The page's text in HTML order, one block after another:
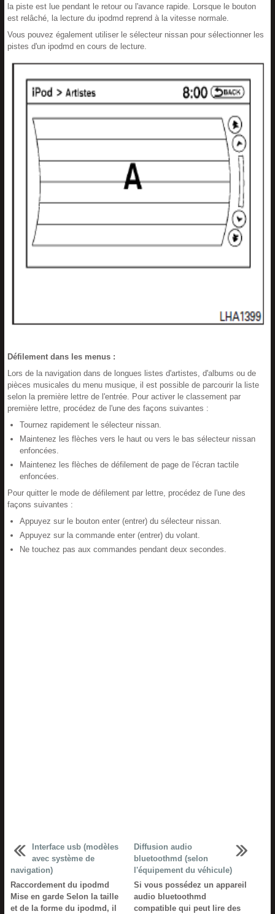
la piste est lue pendant le retour ou l'avance rapide. Lorsque le bouton
est relâché, la lecture du ipodmd reprend à la vitesse normale.
Vous pouvez également utiliser le sélecteur nissan pour sélectionner les
pistes d'un ipodmd en cours de lecture.
Défilement dans les menus :
Lors de la navigation dans de longues listes d'artistes, d'albums ou de
pièces musicales du menu musique, il est possible de parcourir la liste
selon la première lettre de l'entrée. Pour activer le classement par
première lettre, procédez de l'une des façons suivantes :
Tournez rapidement le sélecteur nissan.
Maintenez les flèches vers le haut ou vers le bas sélecteur nissan
enfoncées.
Maintenez les flèches de défilement de page de l'écran tactile
enfoncées.
Pour quitter le mode de défilement par lettre, procédez de l'une des
façons suivantes :
Appuyez sur le bouton enter (entrer) du sélecteur nissan.
Appuyez sur la commande enter (entrer) du volant.
Ne touchez pas aux commandes pendant deux secondes.
Interface usb (modèles
avec système de
navigation)
Raccordement du ipodmd
Mise en garde Selon la taille
et de la forme du ipodmd, il
Diffusion audio
bluetoothmd (selon
l'équipement du véhicule)
Si vous possédez un appareil
audio bluetoothmd
compatible qui peut lire des